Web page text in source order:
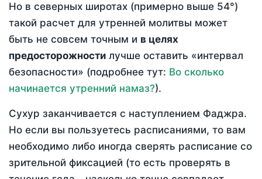
Но в северных широтах (примерно выше 54°)
такой расчет для утренней молитвы может
быть не совсем точным и в целях
предосторожности лучше оставить «интервал
безопасности» (подробнее тут: Во сколько
начинается утренний намаз?).
Сухур заканчивается с наступлением Фаджра.
Но если вы пользуетесь расписаниями, то вам
необходимо либо иногда сверять расписание со
зрительной фиксацией (то есть проверять в